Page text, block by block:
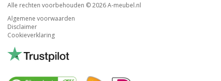
Alle rechten voorbehouden © 2026A-meubel.nl
Algemene voorwaarden
Disclaimer
Cookieverklaring